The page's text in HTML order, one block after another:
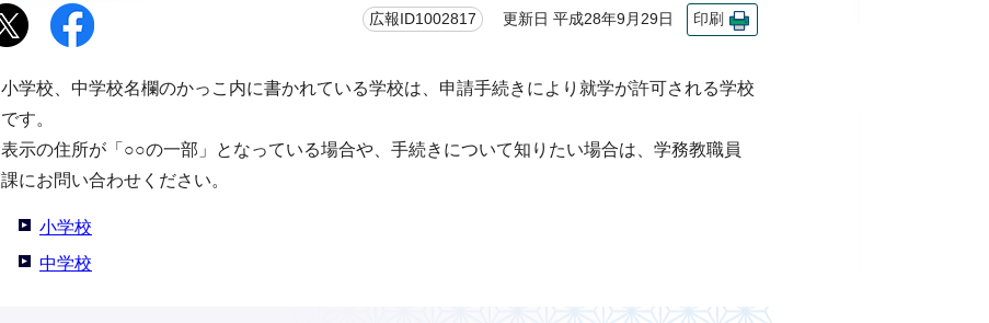
広報ID1002817 更新日 平成28年9月29日 印刷
小学校、中学校名欄のかっこ内に書かれている学校は、申請手続きにより就学が許可される学校
です。
表示の住所が「○○の一部」となっている場合や、手続きについて知りたい場合は、学務教職員
課にお問い合わせください。
小学校
中学校